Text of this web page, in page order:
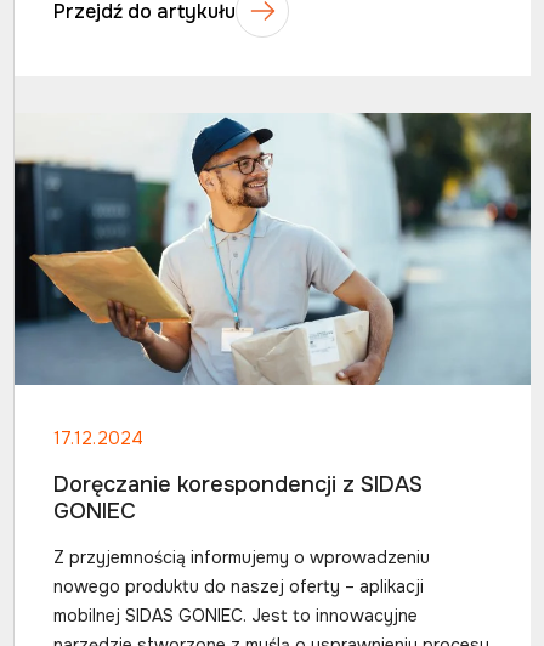
Przejdź do artykułu
17.12.2024
Doręczanie korespondencji z SIDAS
GONIEC
Z przyjemnością informujemy o wprowadzeniu
nowego produktu do naszej oferty – aplikacji
mobilnej SIDAS GONIEC. Jest to innowacyjne